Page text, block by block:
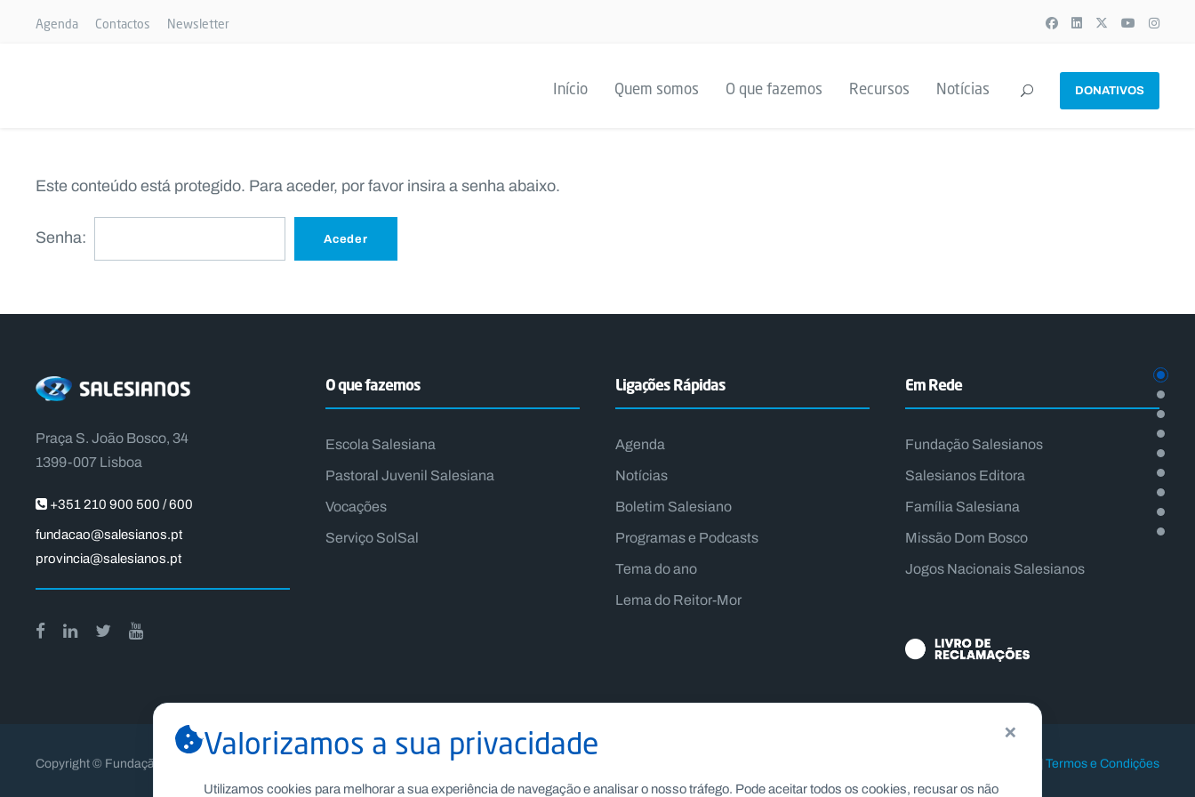
Agenda Contactos Newsletter
Início Quem somos O que fazemos Recursos Notícias DONATIVOS
Este conteúdo está protegido. Para aceder, por favor insira a senha abaixo.
Senha:
Praça S. João Bosco, 34
1399-007 Lisboa
+351 210 900 500 / 600
fundacao@salesianos.pt
provincia@salesianos.pt
O que fazemos
Escola Salesiana
Pastoral Juvenil Salesiana
Vocações
Serviço SolSal
Ligações Rápidas
Agenda
Notícias
Boletim Salesiano
Programas e Podcasts
Tema do ano
Lema do Reitor-Mor
Em Rede
Fundação Salesianos
Salesianos Editora
Família Salesiana
Missão Dom Bosco
Jogos Nacionais Salesianos
Copyright © Fundação Salesianos |Termos e Condições
×
Valorizamos a sua privacidade
Utilizamos cookies para melhorar a sua experiência de navegação e analisar o nosso tráfego. Pode aceitar todos os cookies, recusar os não